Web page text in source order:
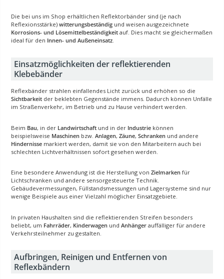
Die bei uns im Shop erhältlichen Reflektorbänder sind (je nach
Reflexionsstärke) witterungsbeständig und weisen ausgezeichnete
Korrosions- und Lösemittelbeständigkeit auf. Dies macht sie gleichermaßen
ideal für den Innen- und Außeneinsatz.
Einsatzmöglichkeiten der reflektierenden
Klebebänder
Reflexbänder strahlen einfallendes Licht zurück und erhöhen so die
Sichtbarkeit der beklebten Gegenstände immens. Dadurch können Unfälle
im Straßenverkehr, im Betrieb und zu Hause verhindert werden.
Beim Bau, in der Landwirtschaft und in der Industrie können
beispielsweise Maschinen bzw. Anlagen, Zäune, Schranken und andere
Hindernisse markiert werden, damit sie von den Mitarbeitern auch bei
schlechten Lichtverhältnissen sofort gesehen werden.
Eine besondere Anwendung ist die Herstellung von Zielmarken für
Lichtschranken und andere sensorgesteuerte Technik.
Gebäudevermessungen, Füllstandsmessungen und Lagersysteme sind nur
wenige Beispiele aus einer Vielzahl möglicher Einsatzgebiete.
In privaten Haushalten sind die reflektierenden Streifen besonders
beliebt, um Fahrräder, Kinderwagen und Anhänger auffälliger für andere
Verkehrsteilnehmer zu gestalten.
Aufbringen, Reinigen und Entfernen von
Reflexbändern